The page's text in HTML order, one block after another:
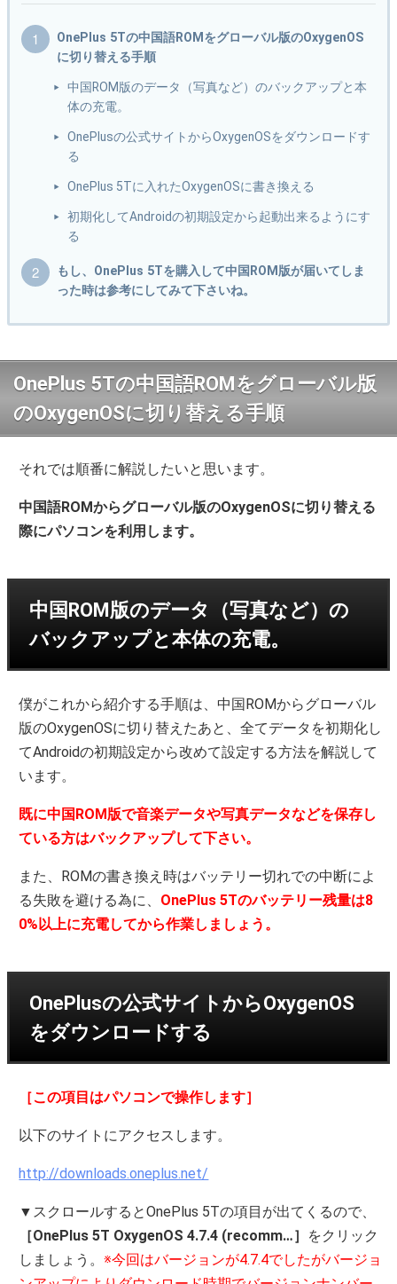
OnePlus 5Tの中国語ROMをグローバル版のOxygenOS
に切り替える手順
中国ROM版のデータ（写真など）のバックアップと本
体の充電。
OnePlusの公式サイトからOxygenOSをダウンロードす
る
OnePlus 5Tに入れたOxygenOSに書き換える
初期化してAndroidの初期設定から起動出来るようにす
る
もし、OnePlus 5Tを購入して中国ROM版が届いてしま
った時は参考にしてみて下さいね。
OnePlus 5Tの中国語ROMをグローバル版
のOxygenOSに切り替える手順
それでは順番に解説したいと思います。
中国語ROMからグローバル版のOxygenOSに切り替える
際にパソコンを利用します。
中国ROM版のデータ（写真など）の
バックアップと本体の充電。
僕がこれから紹介する手順は、中国ROMからグローバル
版のOxygenOSに切り替えたあと、全てデータを初期化し
てAndroidの初期設定から改めて設定する方法を解説して
います。
既に中国ROM版で音楽データや写真データなどを保存し
ている方はバックアップして下さい。
また、ROMの書き換え時はバッテリー切れでの中断によ
る失敗を避ける為に、 OnePlus 5Tのバッテリー残量は8
0%以上に充電してから作業しましょう。
OnePlusの公式サイトからOxygenOS
をダウンロードする
［この項目はパソコンで操作します］
以下のサイトにアクセスします。
http://downloads.oneplus.net/
▼スクロールするとOnePlus 5Tの項目が出てくるので、
［OnePlus 5T OxygenOS 4.7.4 (recomm…］ をクリック
しましょう。※今回はバージョンが4.7.4でしたがバージョ